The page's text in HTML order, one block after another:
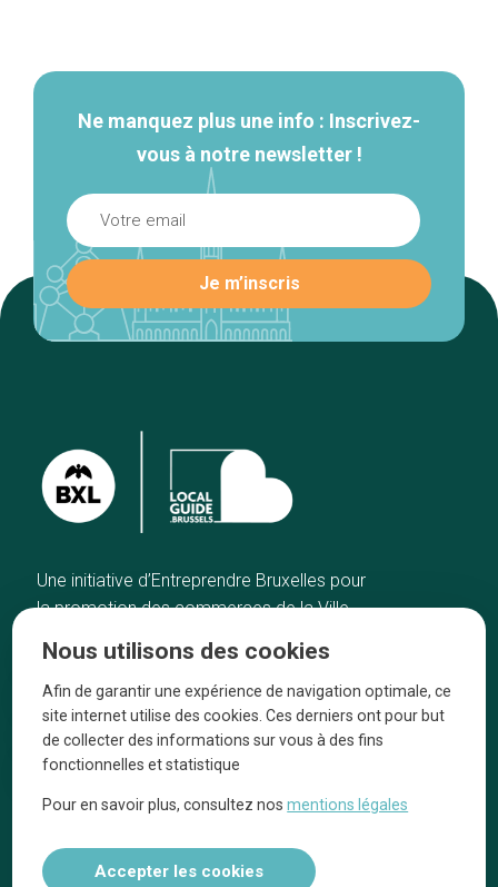
Ne manquez plus une info : Inscrivez-
vous à notre newsletter !
Une initiative d’Entreprendre Bruxelles pour
la promotion des commerces de la Ville
Accueil
Bonnes adresses
Quartiers
Blog
Tops 10
Artisans
A propos
On parle de nous
Nous utilisons des cookies
Afin de garantir une expérience de navigation optimale, ce
site internet utilise des cookies. Ces derniers ont pour but
de collecter des informations sur vous à des fins
fonctionnelles et statistique
Pour en savoir plus, consultez nosmentions légales
Accepter les cookies